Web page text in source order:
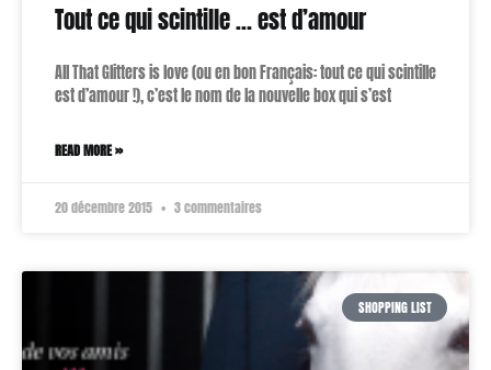
Tout ce qui scintille … est d’amour
All That Glitters is love (ou en bon Français: tout ce qui scintille
est d’amour !), c’est le nom de la nouvelle box qui s’est
READ MORE »
20 décembre 2015 3 commentaires
SHOPPING LIST